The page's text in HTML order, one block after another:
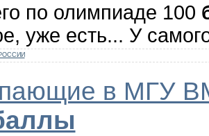
по олимпиаде 100
уже есть... У
в МГУ